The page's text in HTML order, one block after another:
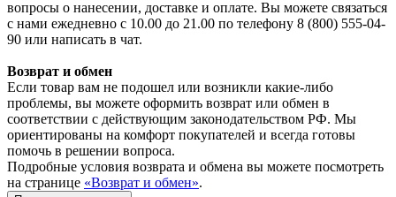
вопросы о нанесении, доставке и оплате. Вы можете связаться
с нами ежедневно с 10.00 до 21.00 по телефону 8 (800) 555-04-
90 или написать в чат.
Возврат и обмен
Если товар вам не подошел или возникли какие-либо
проблемы, вы можете оформить возврат или обмен в
соответствии с действующим законодательством РФ. Мы
ориентированы на комфорт покупателей и всегда готовы
помочь в решении вопроса.
Подробные условия возврата и обмена вы можете посмотреть
на странице «Возврат и обмен».